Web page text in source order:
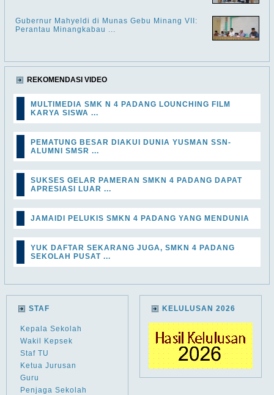
Gubernur Mahyeldi di Munas Gebu Minang VII:
Perantau Minangkabau ...
REKOMENDASI VIDEO
MULTIMEDIA SMK N 4 PADANG LOUNCHING FILM
KARYA SISWA ...
PEMATUNG BESAR DIAKUI DUNIA YUSMAN SSN-
ALUMNI SMSR ...
SUKSES GELAR PAMERAN SMKN 4 PADANG DAPAT
APRESIASI LUAR ...
JAMAIDI PELUKIS SMKN 4 PADANG YANG MENDUNIA
YUK DAFTAR SEKARANG JUGA, SMKN 4 PADANG
SEKOLAH PUSAT ...
STAF
Kepala Sekolah
Wakil Kepsek
Staf TU
Ketua Jurusan
Guru
Penjaga Sekolah
KELULUSAN 2026